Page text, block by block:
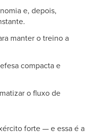
e, depois,
manter o treino a
compacta e
o fluxo de
forte — e essa é a